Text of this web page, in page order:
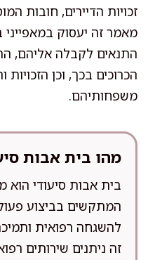
זכויות הדיירים, חובות
מאמר זה יעסוק במאפייני
התנאים לקבלה אליהם,
הכרוכים בכך, וכן הזכויות
משפחותיהם.
מהו בית אבות
בית אבות סיעודי הוא
המתקשים בביצוע
להשגחה רפואית
זה ניתנים שירותים